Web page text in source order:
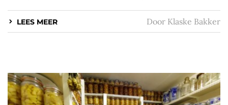
LEES MEER Door Klaske Bakker